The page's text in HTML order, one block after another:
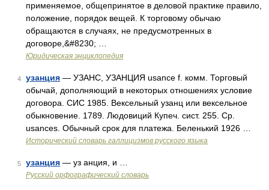
применяемое, общепринятое в деловой практике правило,
положение, порядок вещей. К торговому обычаю
обращаются в случаях, не предусмотренных в
договоре,&#8230; …
Юридическая энциклопедия
4 узанция — УЗАНС, УЗАНЦИЯ usance f. комм. Торговый
обычай, дополняющий в некоторых отношениях условие
договора. СИС 1985. Вексельный узанц или вексельное
обыкновение. 1789. Людовиций Купеч. сист. 255. Ср.
usances. Обычный срок для платежа. Беленький 1926 …
Исторический словарь галлицизмов русского языка
5 узанция — уз анция, и …
Русский орфографический словарь